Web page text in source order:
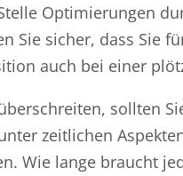
Optimierungen
Sie sicher, dass Sie
auch bei einer
sollten
zeitlichen
Wie lange braucht